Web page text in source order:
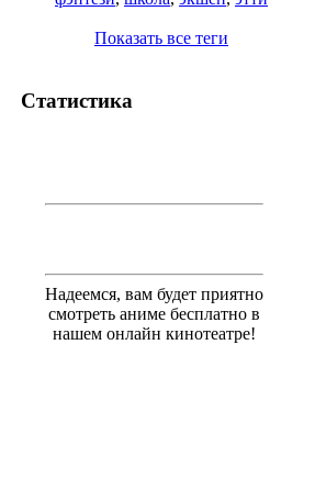
Показать все теги
Статистика
Надеемся, вам будет приятно
смотреть аниме бесплатно в
нашем онлайн кинотеатре!